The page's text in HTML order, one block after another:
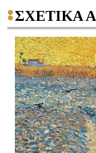
ΣΧΕΤΙΚΑ